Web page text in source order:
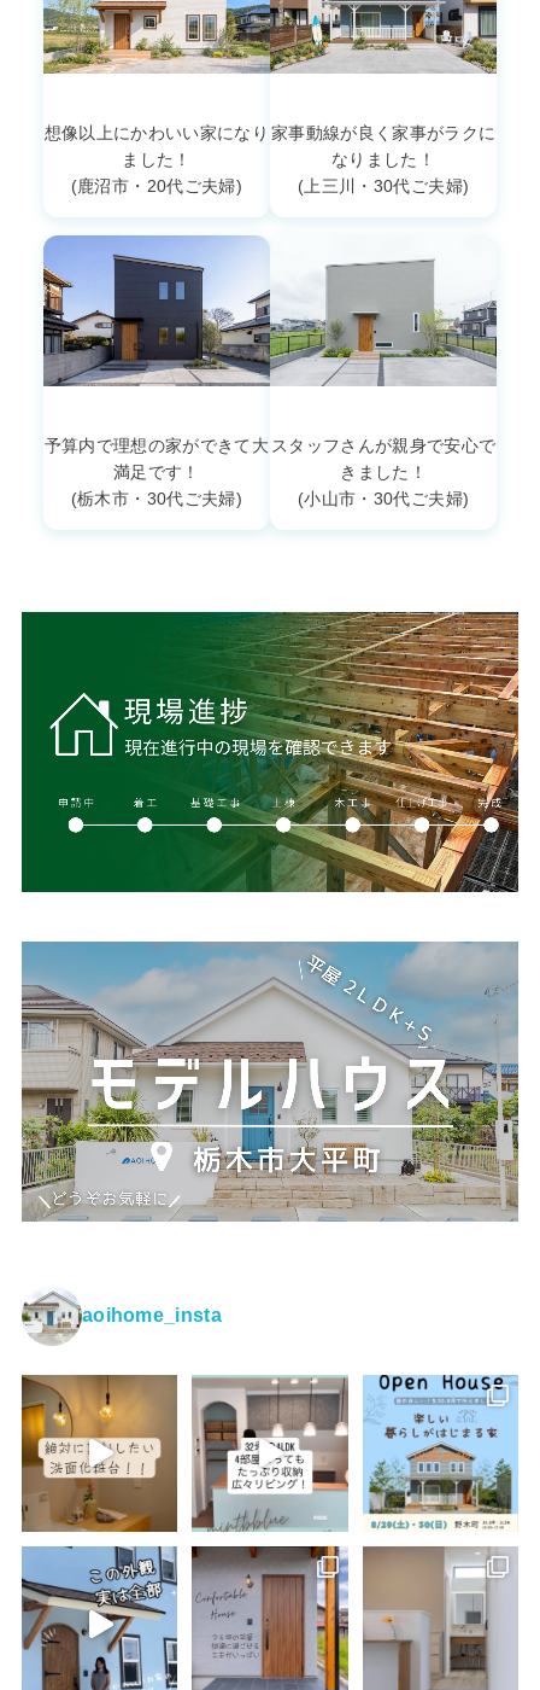
想像以上にかわいい家になり
ました！
(鹿沼市・20代ご夫婦)
家事動線が良く家事がラクに
なりました！
(上三川・30代ご夫婦)
予算内で理想の家ができて大
満足です！
(栃木市・30代ご夫婦)
スタッフさんが親身で安心で
きました！
(小山市・30代ご夫婦)
aoihome_insta